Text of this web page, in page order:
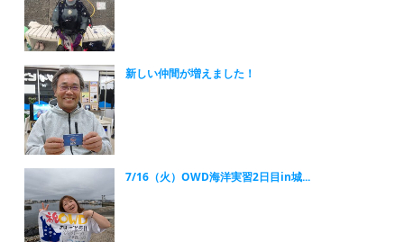
新しい仲間が増えました！
7/16（火）OWD海洋実習2日目in城...